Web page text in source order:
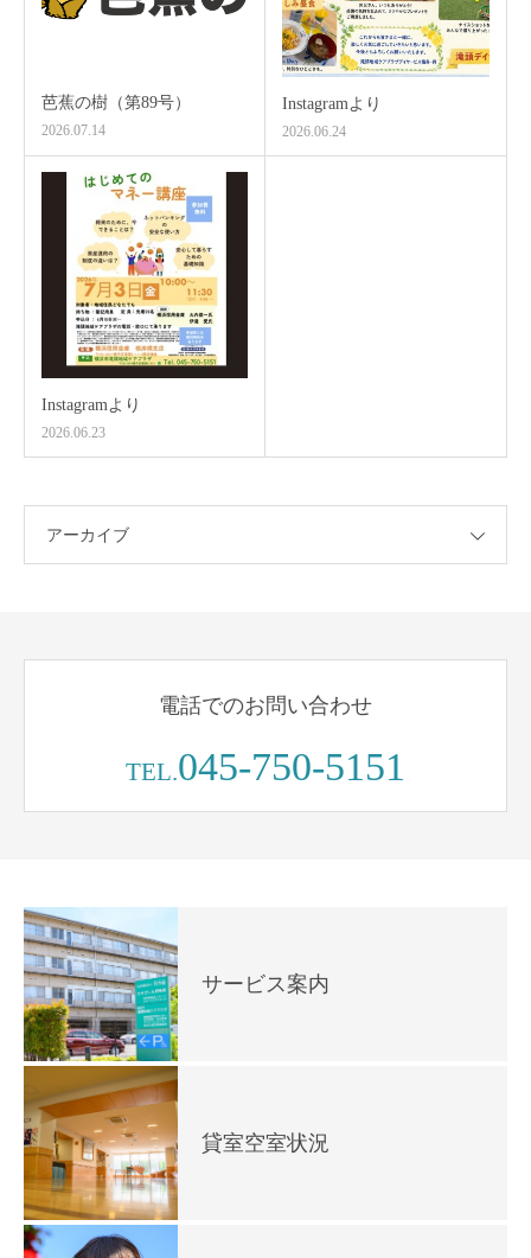
芭蕉の樹（第89号）
2026.07.14
Instagramより
2026.06.24
Instagramより
2026.06.23
アーカイブ
電話でのお問い合わせ
TEL.045-750-5151
サービス案内
貸室空室状況